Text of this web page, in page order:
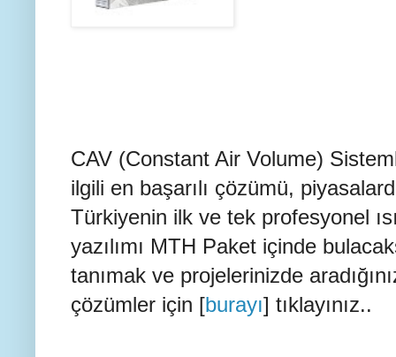
CAV (Constant Air Volume)
ilgili en başarılı çözümü,
Türkiyenin ilk ve tek profesyonel
yazılımı MTH Paket içinde
tanımak ve projelerinizde
çözümler için [burayı] tıklayınız..